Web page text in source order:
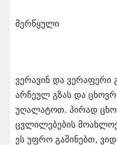
მერწყული
ვერავინ და ვერაფერი
არჩეულ გზას და
უღალატოთ. პირად
ცვლილებების
ეს უფრო გაშინებთ,